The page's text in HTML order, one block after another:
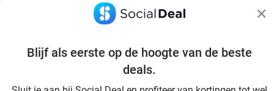
Blijf als eerste op de hoogte van de beste
deals.
Ga voordelig de padelbaan op met Social Deal in de buurt
Deal
Ontdek voordelig Pilates in Arnhem - Social Deal